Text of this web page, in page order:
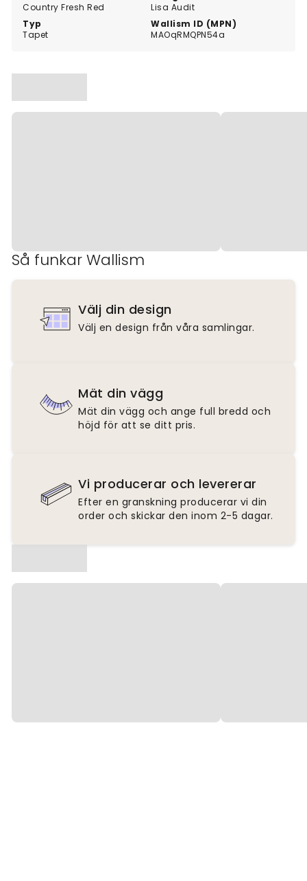
Country Fresh Red
Lisa Audit
Typ
Tapet
Wallism ID (MPN)
MAOqRMQPN54a
Så funkar Wallism
Välj din design
Välj en design från våra samlingar.
Mät din vägg
Mät din vägg och ange full bredd och
höjd för att se ditt pris.
Vi producerar och levererar
Efter en granskning producerar vi din
order och skickar den inom 2-5 dagar.